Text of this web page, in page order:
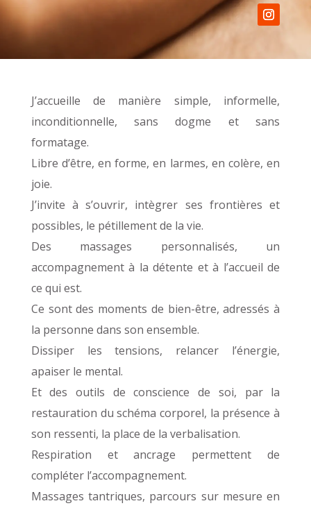
J’accueille de manière simple, informelle,
inconditionnelle, sans dogme et sans
formatage.
Libre d’être, en forme, en larmes, en colère, en
joie.
J’invite à s’ouvrir, intègrer ses frontières et
possibles, le pétillement de la vie.
Des massages personnalisés, un
accompagnement à la détente et à l’accueil de
ce qui est.
Ce sont des moments de bien-être, adressés à
la personne dans son ensemble.
Dissiper les tensions, relancer l’énergie,
apaiser le mental.
Et des outils de conscience de soi, par la
restauration du schéma corporel, la présence à
son ressenti, la place de la verbalisation.
Respiration et ancrage permettent de
compléter l’accompagnement.
Massages tantriques, parcours sur mesure en